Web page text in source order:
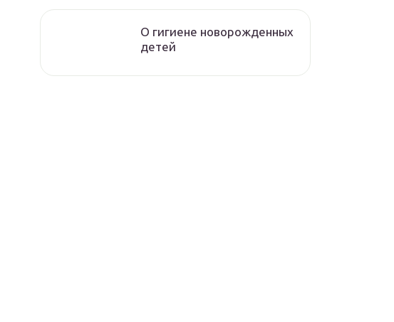
О гигиене новорожденных
детей